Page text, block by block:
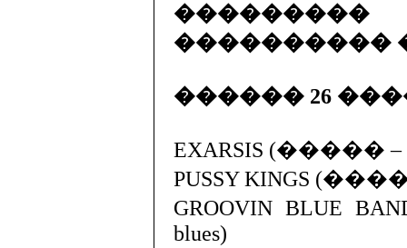
���������
����������
������ 26
EXARSIS (����� –
PUSSY KINGS
GROOVIN BLUE
blues)